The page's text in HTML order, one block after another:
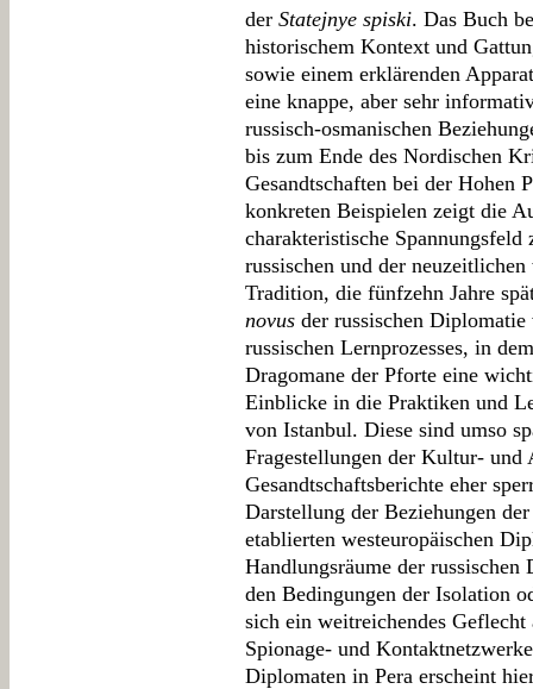
der Statejnye spiski. Das Buch
historischem Kontext und
sowie einem erklärenden
eine knappe, aber sehr
russisch-osmanischen
bis zum Ende des Nordischen
Gesandtschaften bei der Hohen
konkreten Beispielen zeigt die
charakteristische
russischen und der
Tradition, die fünfzehn Jahre
novus der russischen
russischen Lernprozesses, in
Dragomane der Pforte eine
Einblicke in die Praktiken und
von Istanbul. Diese sind umso
Fragestellungen der Kultur- und
Gesandtschaftsberichte eher
Darstellung der Beziehungen
etablierten westeuropäischen
Handlungsräume der russischen
den Bedingungen der Isolation
sich ein weitreichendes
Spionage- und
Diplomaten in Pera erscheint